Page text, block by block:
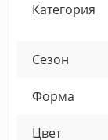
Категория
Сезон
Форма
Цвет